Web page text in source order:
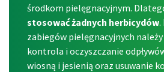
środkom pielęgnacyjnym.
stosować żadnych herbicydów.
zabiegów pielęgnacyjnych
kontrola i oczyszczanie
wiosną i jesienią oraz usuwanie